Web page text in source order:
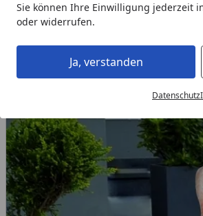
Sie können Ihre Einwilligung jederzeit
oder widerrufen.
Ja, verstanden
Datenschutz